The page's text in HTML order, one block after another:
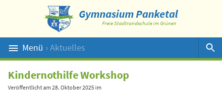
Gymnasium Panketal
Freie Stadtrandschule im Grünen
Menü › Aktuelles
Suche
Kindernothilfe Workshop
Veröffentlicht am 28. Oktober 2025 im